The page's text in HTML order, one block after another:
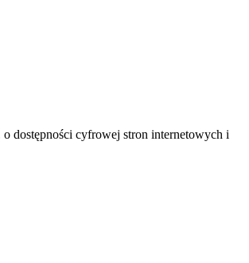
dostępności cyfrowej stron internetowych i